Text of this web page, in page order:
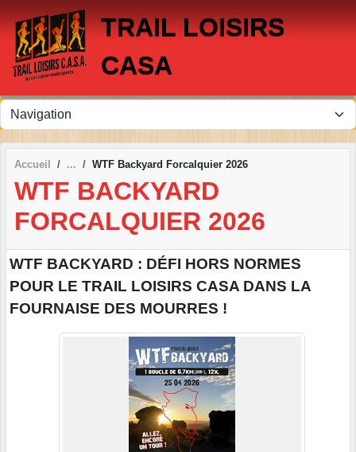
TRAIL LOISIRS
CASA
Accueil WTF Backyard Forcalquier 2026
WTF BACKYARD
FORCALQUIER 2026
WTF BACKYARD : DÉFI HORS NORMES
POUR LE TRAIL LOISIRS CASA DANS LA
FOURNAISE DES MOURRES !
Panneau de gestion des cookies